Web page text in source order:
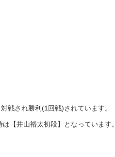
戦され勝利(1回戦)されています。
【井山裕太初段】となっています。